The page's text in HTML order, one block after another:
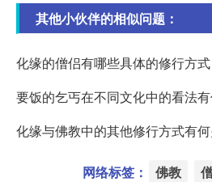
其他小伙伴的相似问题：
化缘的僧侣有哪些具体的修行方式
要饭的乞丐在不同文化中的看法
化缘与佛教中的其他修行方式有何
网络标签： 佛教